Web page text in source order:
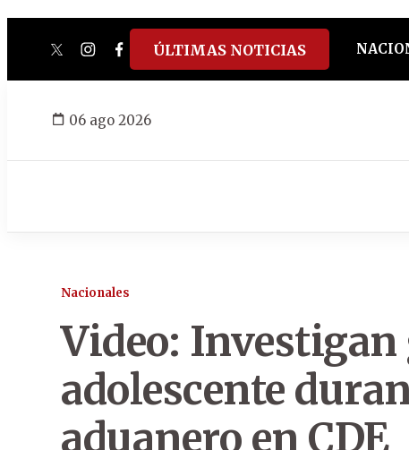
twitterinstagram
facebook
tiktokyoutube
spotify
ÚLTIMAS NOTICIAS
06 ago 2026
Nacionales
Video:
adolescente
aduanero en CDE